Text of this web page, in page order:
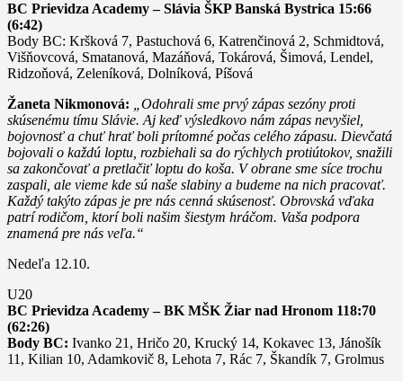
BC Prievidza Academy – Slávia ŠKP Banská Bystrica 15:66
(6:42)
Body BC: Kršková 7, Pastuchová 6, Katrenčinová 2, Schmidtová,
Višňovcová, Smatanová, Mazáňová, Tokárová, Šimová, Lendel,
Ridzoňová, Zeleníková, Dolníková, Píšová
Žaneta Nikmonová:
„Odohrali sme prvý zápas sezóny proti
skúsenému tímu Slávie. Aj keď výsledkovo nám zápas nevyšiel,
bojovnosť a chuť hrať boli prítomné počas celého zápasu. Dievčatá
bojovali o každú loptu, rozbiehali sa do rýchlych protiútokov, snažili
sa zakončovať a pretlačiť loptu do koša. V obrane sme síce trochu
zaspali, ale vieme kde sú naše slabiny a budeme na nich pracovať.
Každý takýto zápas je pre nás cenná skúsenosť. Obrovská vďaka
patrí rodičom, ktorí boli našim šiestym hráčom. Vaša podpora
znamená pre nás veľa.“
Nedeľa 12.10.
U20
BC Prievidza Academy – BK MŠK Žiar nad Hronom 118:70
(62:26)
Body BC: Ivanko 21, Hričo 20, Krucký 14, Kokavec 13, Jánošík
11, Kilian 10, Adamkovič 8, Lehota 7, Rác 7, Škandík 7, Grolmus